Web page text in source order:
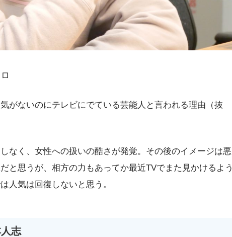
がないのにテレビにでている芸能人と言われる理由（抜
なく、女性への扱いの酷さが発覚。その後のイメージは悪
と思うが、相方の力もあってか最近TVでまた見かけるよう
人気は回復しないと思う。
志